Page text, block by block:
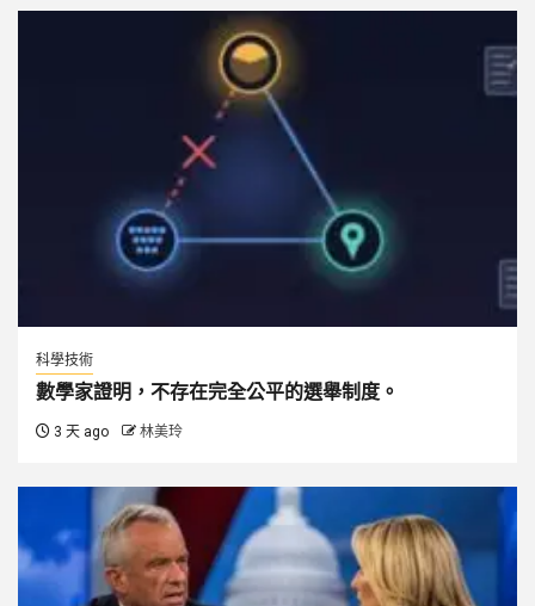
科學技術
數學家證明，不存在完全公平的選舉制度。
3 天 ago 林美玲